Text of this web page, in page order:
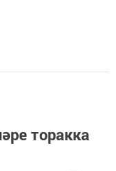
торакка